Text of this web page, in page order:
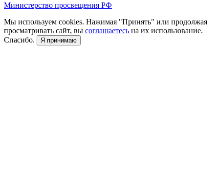
Министерство просвещения РФ
Мы используем cookies. Нажимая "Принять" или продолжая
просматривать сайт, вы соглашаетесь на их использование.
Спасибо.
Я принимаю